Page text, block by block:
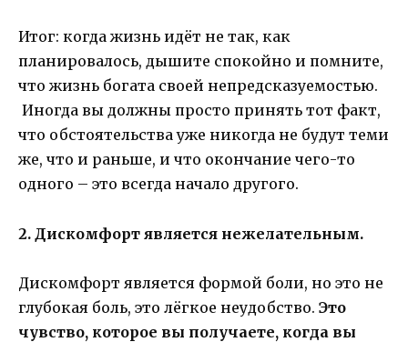
Итог: когда жизнь идёт не так, как
планировалось, дышите спокойно и помните,
что жизнь богата своей непредсказуемостью.
Иногда вы должны просто принять тот факт,
что обстоятельства уже никогда не будут теми
же, что и раньше, и что окончание чего-то
одного – это всегда начало другого.
2. Дискомфорт является нежелательным.
Дискомфорт является формой боли, но это не
глубокая боль, это лёгкое неудобство. Это
чувство, которое вы получаете, когда вы